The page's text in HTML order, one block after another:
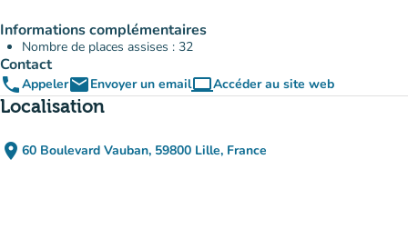
Informations complémentaires
Nombre de places assises : 32
Contact
phoneAppeleremailEnvoyer un emailcomputerAccéder au site web
(nouvel onglet)
Localisation
place 60 Boulevard Vauban, 59800 Lille, France
(ouvrir dans Google Maps)
(nouvel onglet)